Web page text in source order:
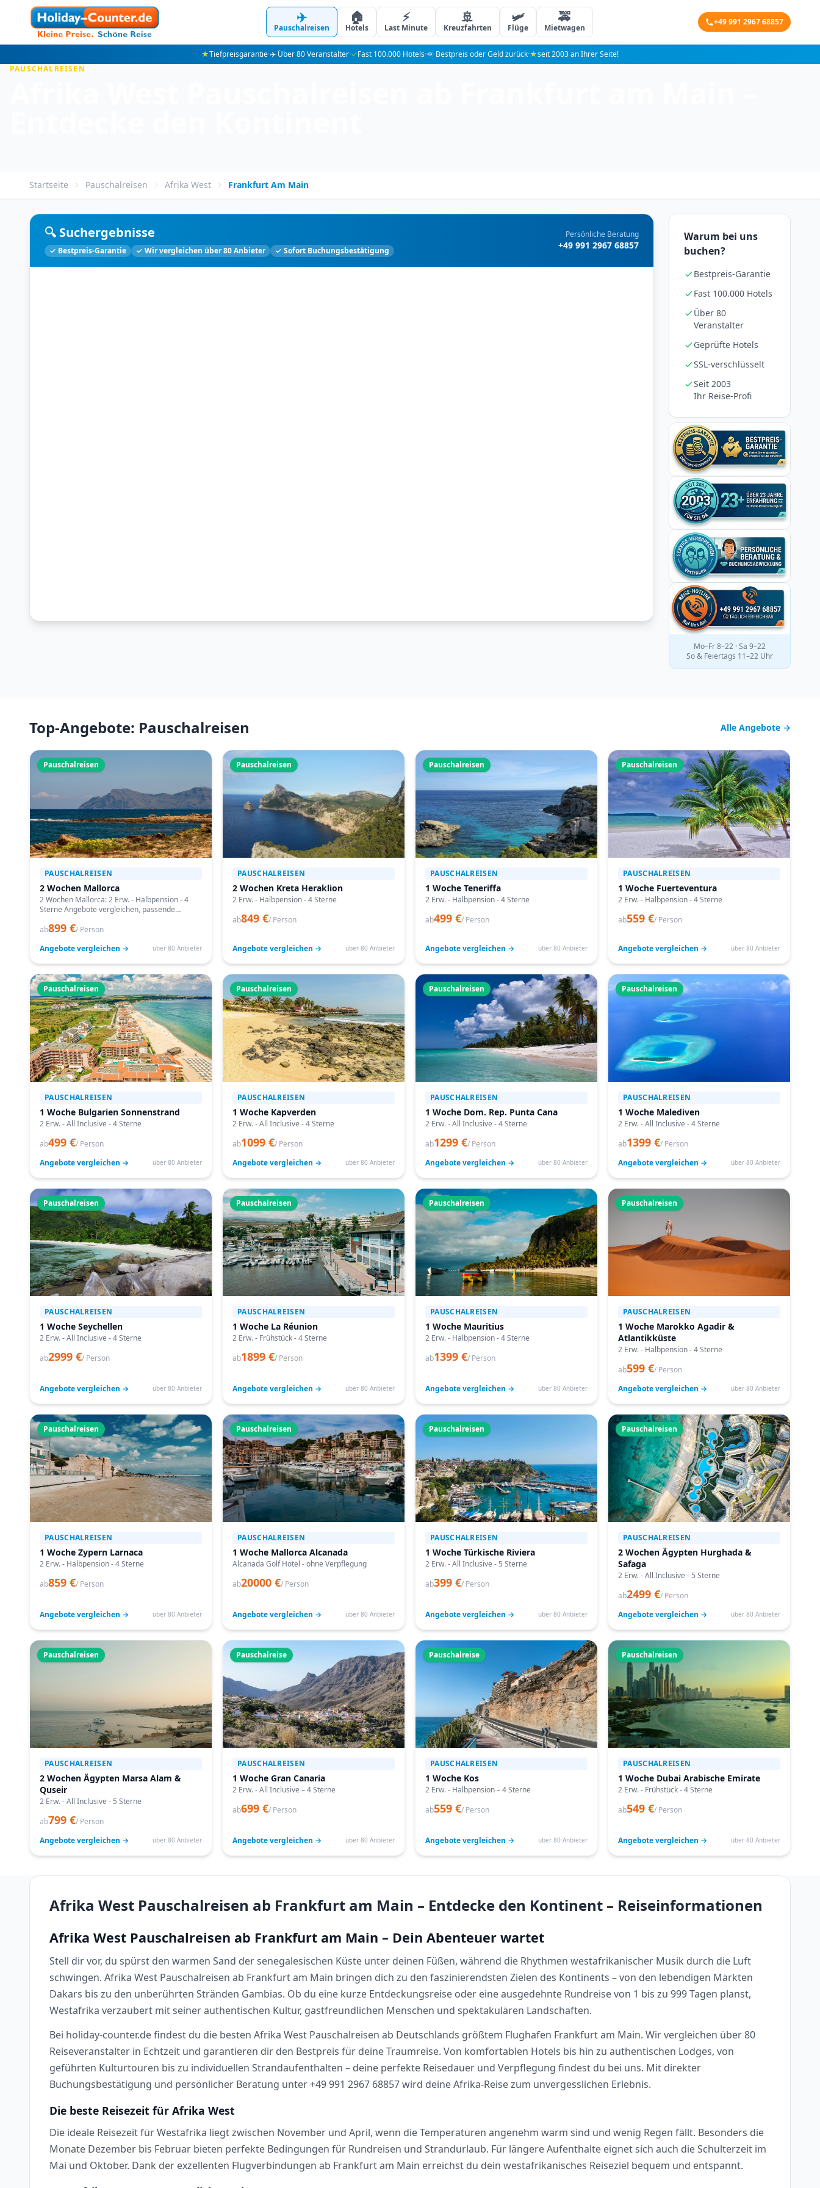
✈️
Pauschalreisen
🏠
Hotels
⚡
Last Minute
🚢
Kreuzfahrten
🛩️
Flüge
🚕
Mietwagen
+49 991 2967 68857
★Tiefpreisgarantie·✈️ Über 80 Veranstalter·✓Fast 100.000 Hotels·🌞 Bestpreis oder Geld zurück·★seit 2003 an Ihrer Seite!
PAUSCHALREISEN
Startseite Pauschalreisen Afrika West Frankfurt Am Main
🔍 Suchergebnisse
✓ Bestpreis-Garantie ✓ Wir vergleichen über 80 Anbieter ✓ Sofort Buchungsbestätigung
Persönliche Beratung
+49 991 2967 68857
Warum bei uns
buchen?
Bestpreis-Garantie
Fast 100.000 Hotels
Über 80
Veranstalter
Geprüfte Hotels
SSL-verschlüsselt
Seit 2003
Ihr Reise-Profi
Mo–Fr 8–22 · Sa 9–22
So & Feiertags 11–22 Uhr
Top-Angebote: Pauschalreisen Alle Angebote →
Pauschalreisen
PAUSCHALREISEN
2 Wochen Mallorca
2 Wochen Mallorca: 2 Erw. - Halbpension - 4
Sterne Angebote vergleichen, passende
buchen.
ab899 €/ Person
Angebote vergleichen →
über 80 Anbieter
Pauschalreisen
PAUSCHALREISEN
2 Wochen Kreta Heraklion
2 Erw. - Halbpension - 4 Sterne
ab849 €/ Person
Angebote vergleichen → über 80 Anbieter
Pauschalreisen
PAUSCHALREISEN
1 Woche Teneriffa
2 Erw. - Halbpension - 4 Sterne
ab499 €/ Person
Angebote vergleichen → über 80 Anbieter
Pauschalreisen
PAUSCHALREISEN
1 Woche Fuerteventura
2 Erw. - Halbpension - 4 Sterne
ab559 €/ Person
Angebote vergleichen → über 80 Anbieter
Pauschalreisen
PAUSCHALREISEN
1 Woche Bulgarien Sonnenstrand
2 Erw. - All Inclusive - 4 Sterne
ab499 €/ Person
Angebote vergleichen →
über 80 Anbieter
Pauschalreisen
PAUSCHALREISEN
1 Woche Kapverden
2 Erw. - All Inclusive - 4 Sterne
ab1099 €/ Person
Angebote vergleichen →
über 80 Anbieter
Pauschalreisen
PAUSCHALREISEN
1 Woche Dom. Rep. Punta Cana
2 Erw. - All Inclusive - 4 Sterne
ab1299 €/ Person
Angebote vergleichen →
über 80 Anbieter
Pauschalreisen
PAUSCHALREISEN
1 Woche Malediven
2 Erw. - All Inclusive - 4 Sterne
ab1399 €/ Person
Angebote vergleichen →
über 80 Anbieter
Pauschalreisen
PAUSCHALREISEN
1 Woche Seychellen
2 Erw. - All Inclusive - 4 Sterne
ab2999 €/ Person
Angebote vergleichen → über 80 Anbieter
Pauschalreisen
PAUSCHALREISEN
1 Woche La Réunion
2 Erw. - Frühstück - 4 Sterne
ab1899 €/ Person
Angebote vergleichen → über 80 Anbieter
Pauschalreisen
PAUSCHALREISEN
1 Woche Mauritius
2 Erw. - Halbpension - 4 Sterne
ab1399 €/ Person
Angebote vergleichen → über 80 Anbieter
Pauschalreisen
PAUSCHALREISEN
1 Woche Marokko Agadir &
Atlantikküste
2 Erw. - Halbpension - 4 Sterne
ab599 €/ Person
Angebote vergleichen →
über 80 Anbieter
Pauschalreisen
PAUSCHALREISEN
1 Woche Zypern Larnaca
2 Erw. - Halbpension - 4 Sterne
ab859 €/ Person
Angebote vergleichen → über 80 Anbieter
Pauschalreisen
PAUSCHALREISEN
1 Woche Mallorca Alcanada
Alcanada Golf Hotel - ohne Verpflegung
ab20000 €/ Person
Angebote vergleichen → über 80 Anbieter
Pauschalreisen
PAUSCHALREISEN
1 Woche Türkische Riviera
2 Erw. - All Inclusive - 5 Sterne
ab399 €/ Person
Angebote vergleichen → über 80 Anbieter
Pauschalreisen
PAUSCHALREISEN
2 Wochen Ägypten Hurghada &
Safaga
2 Erw. - All Inclusive - 5 Sterne
ab2499 €/ Person
Angebote vergleichen →
über 80 Anbieter
Pauschalreisen
PAUSCHALREISEN
2 Wochen Ägypten Marsa Alam &
Quseir
2 Erw. - All Inclusive - 5 Sterne
ab799 €/ Person
Angebote vergleichen →
über 80 Anbieter
Pauschalreise
PAUSCHALREISEN
1 Woche Gran Canaria
2 Erw. - All Inclusive – 4 Sterne
ab699 €/ Person
Angebote vergleichen → über 80 Anbieter
Pauschalreise
PAUSCHALREISEN
1 Woche Kos
2 Erw. - Halbpension – 4 Sterne
ab559 €/ Person
Angebote vergleichen → über 80 Anbieter
Pauschalreisen
PAUSCHALREISEN
1 Woche Dubai Arabische Emirate
2 Erw. - Frühstück - 4 Sterne
ab549 €/ Person
Angebote vergleichen → über 80 Anbieter
Afrika West Pauschalreisen ab Frankfurt am Main – Entdecke den Kontinent – Reiseinformationen
Afrika West Pauschalreisen ab Frankfurt am Main – Dein Abenteuer wartet
Stell dir vor, du spürst den warmen Sand der senegalesischen Küste unter deinen Füßen, während die Rhythmen westafrikanischer Musik durch die Luft
schwingen. Afrika West Pauschalreisen ab Frankfurt am Main bringen dich zu den faszinierendsten Zielen des Kontinents – von den lebendigen Märkten
Dakars bis zu den unberührten Stränden Gambias. Ob du eine kurze Entdeckungsreise oder eine ausgedehnte Rundreise von 1 bis zu 999 Tagen planst,
Westafrika verzaubert mit seiner authentischen Kultur, gastfreundlichen Menschen und spektakulären Landschaften.
Bei holiday-counter.de findest du die besten Afrika West Pauschalreisen ab Deutschlands größtem Flughafen Frankfurt am Main. Wir vergleichen über 80
Reiseveranstalter in Echtzeit und garantieren dir den Bestpreis für deine Traumreise. Von komfortablen Hotels bis hin zu authentischen Lodges, von
geführten Kulturtouren bis zu individuellen Strandaufenthalten – deine perfekte Reisedauer und Verpflegung findest du bei uns. Mit direkter
Buchungsbestätigung und persönlicher Beratung unter +49 991 2967 68857 wird deine Afrika-Reise zum unvergesslichen Erlebnis.
Die beste Reisezeit für Afrika West
Die ideale Reisezeit für Westafrika liegt zwischen November und April, wenn die Temperaturen angenehm warm sind und wenig Regen fällt. Besonders die
Monate Dezember bis Februar bieten perfekte Bedingungen für Rundreisen und Strandurlaub. Für längere Aufenthalte eignet sich auch die Schulterzeit im
Mai und Oktober. Dank der exzellenten Flugverbindungen ab Frankfurt am Main erreichst du dein westafrikanisches Reiseziel bequem und entspannt.